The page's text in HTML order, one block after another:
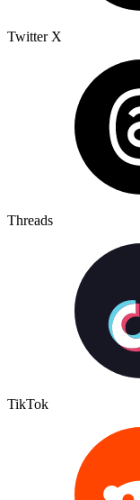
Twitter X
Threads
TikTok